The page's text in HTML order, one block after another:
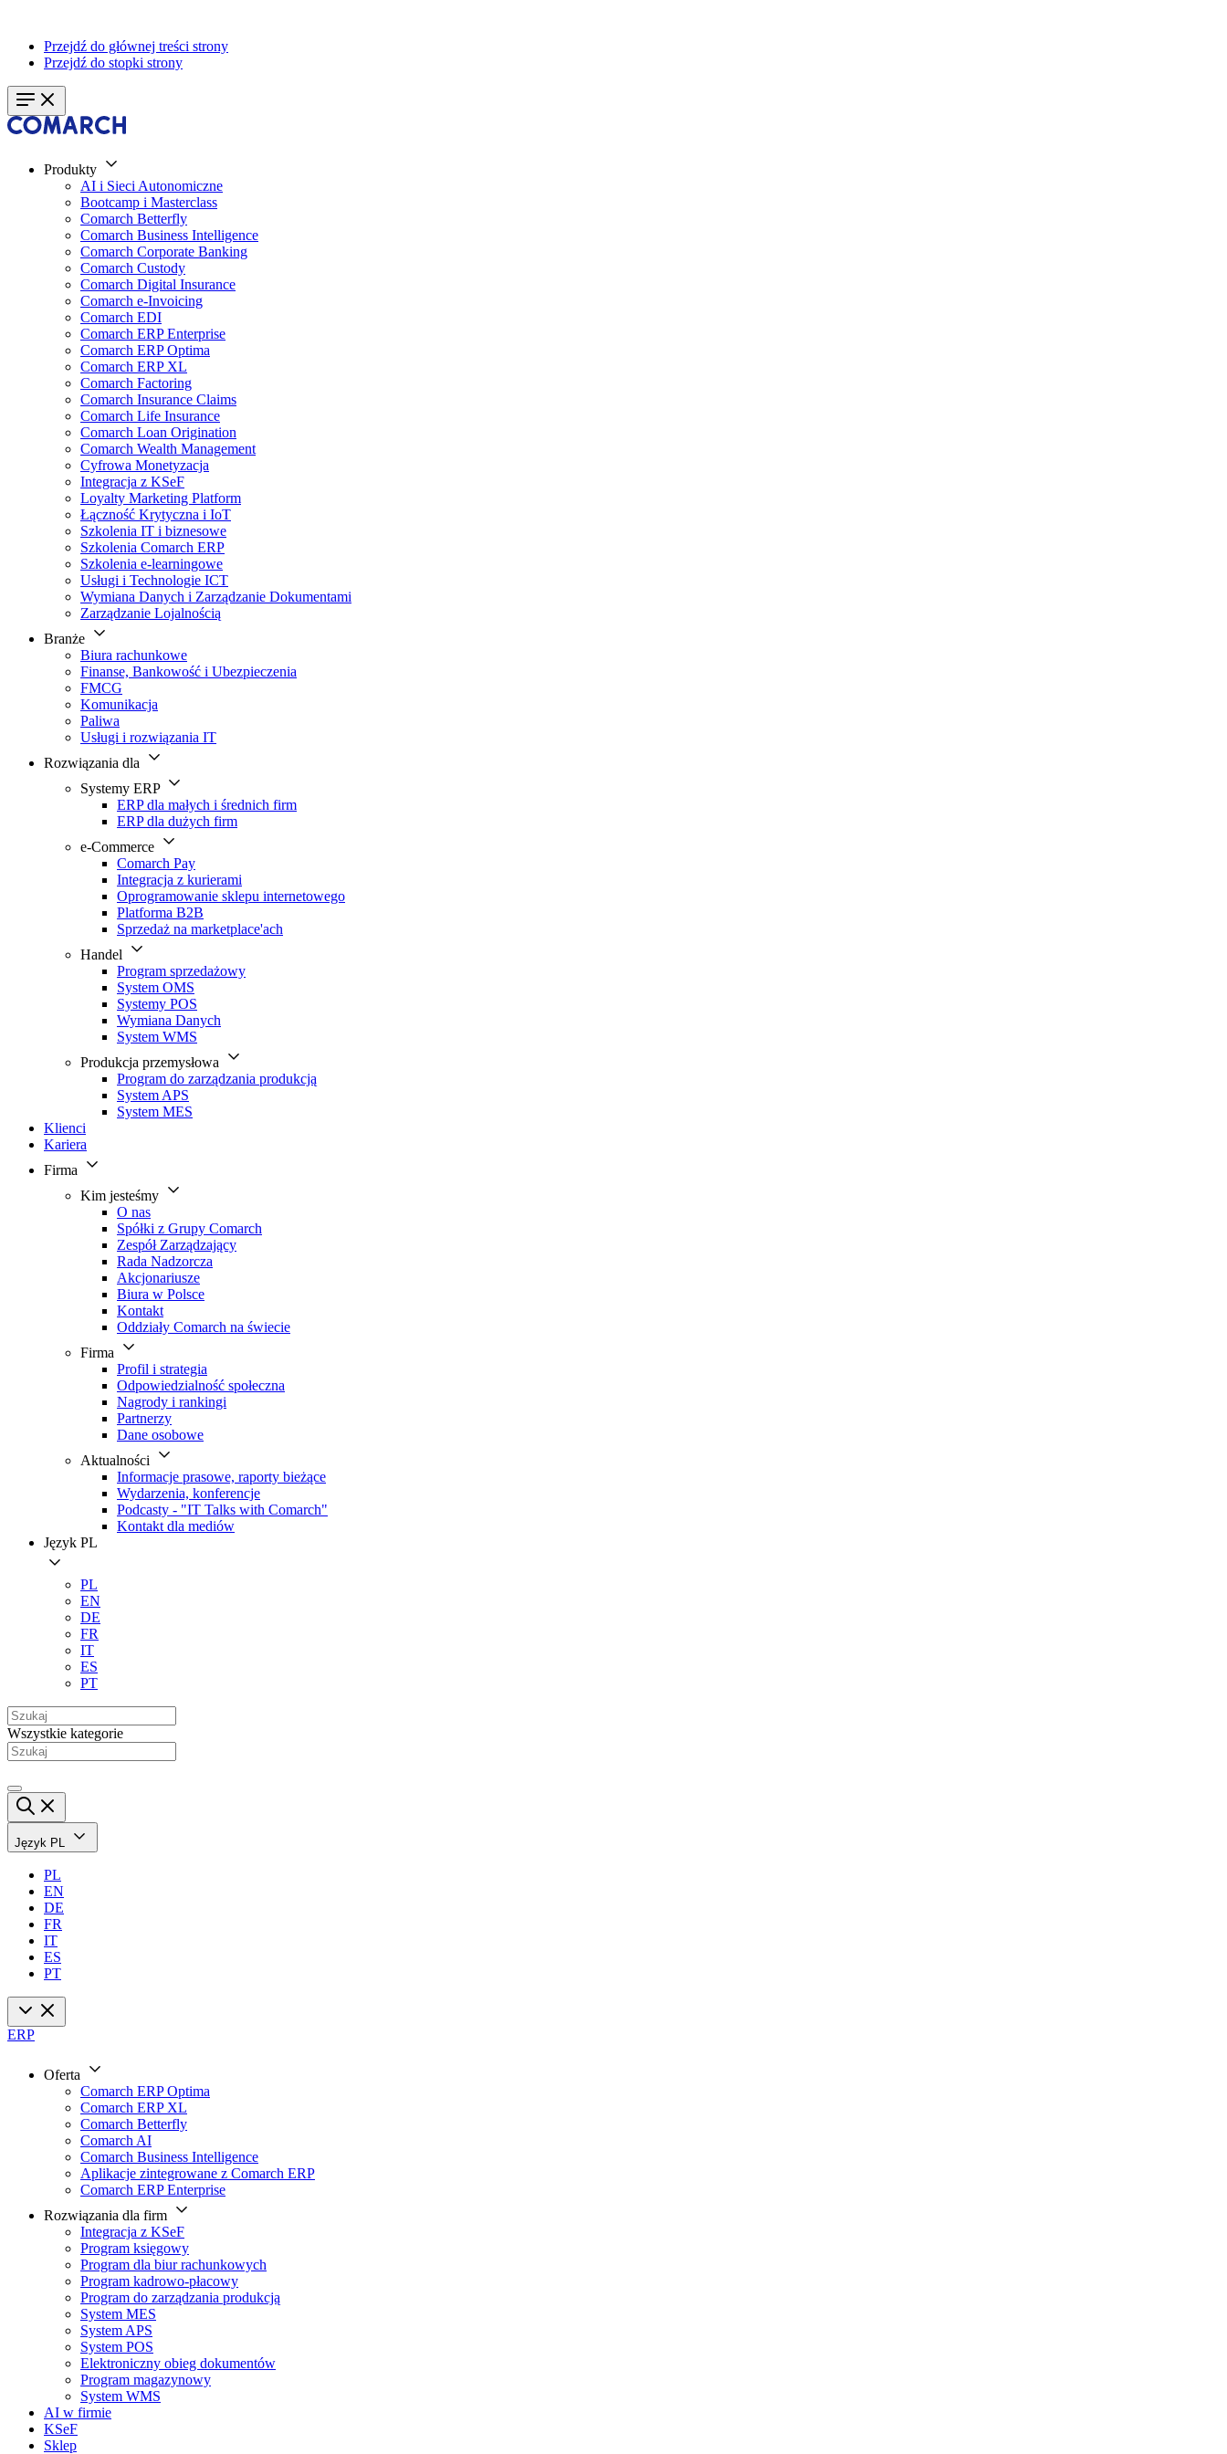
Przejdź do głównej treści strony
Przejdź do stopki strony
Produkty
AI i Sieci Autonomiczne
Bootcamp i Masterclass
Comarch Betterfly
Comarch Business Intelligence
Comarch Corporate Banking
Comarch Custody
Comarch Digital Insurance
Comarch e-Invoicing
Comarch EDI
Comarch ERP Enterprise
Comarch ERP Optima
Comarch ERP XL
Comarch Factoring
Comarch Insurance Claims
Comarch Life Insurance
Comarch Loan Origination
Comarch Wealth Management
Cyfrowa Monetyzacja
Integracja z KSeF
Loyalty Marketing Platform
Łączność Krytyczna i IoT
Szkolenia IT i biznesowe
Szkolenia Comarch ERP
Szkolenia e-learningowe
Usługi i Technologie ICT
Wymiana Danych i Zarządzanie Dokumentami
Zarządzanie Lojalnością
Branże
Biura rachunkowe
Finanse, Bankowość i Ubezpieczenia
FMCG
Komunikacja
Paliwa
Usługi i rozwiązania IT
Rozwiązania dla
Systemy ERP
ERP dla małych i średnich firm
ERP dla dużych firm
e-Commerce
Comarch Pay
Integracja z kurierami
Oprogramowanie sklepu internetowego
Platforma B2B
Sprzedaż na marketplace'ach
Handel
Program sprzedażowy
System OMS
Systemy POS
Wymiana Danych
System WMS
Produkcja przemysłowa
Program do zarządzania produkcją
System APS
System MES
Klienci
Kariera
Firma
Kim jesteśmy
O nas
Spółki z Grupy Comarch
Zespół Zarządzający
Rada Nadzorcza
Akcjonariusze
Biura w Polsce
Kontakt
Oddziały Comarch na świecie
Firma
Profil i strategia
Odpowiedzialność społeczna
Nagrody i rankingi
Partnerzy
Dane osobowe
Aktualności
Informacje prasowe, raporty bieżące
Wydarzenia, konferencje
Podcasty - "IT Talks with Comarch"
Kontakt dla mediów
Język PL
PL
EN
DE
FR
IT
ES
PT
Wszystkie kategorie
Język PL
PL
EN
DE
FR
IT
ES
PT
ERP
Oferta
Comarch ERP Optima
Comarch ERP XL
Comarch Betterfly
Comarch AI
Comarch Business Intelligence
Aplikacje zintegrowane z Comarch ERP
Comarch ERP Enterprise
Rozwiązania dla firm
Integracja z KSeF
Program księgowy
Program dla biur rachunkowych
Program kadrowo-płacowy
Program do zarządzania produkcją
System MES
System APS
System POS
Elektroniczny obieg dokumentów
Program magazynowy
System WMS
AI w firmie
KSeF
Sklep